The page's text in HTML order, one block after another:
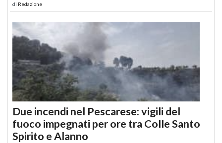
di Redazione
Due incendi nel Pescarese: vigili del
fuoco impegnati per ore tra Colle Santo
Spirito e Alanno